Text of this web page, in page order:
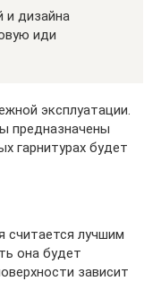
и дизайна
иди
эксплуатации.
предназначены
гарнитурах будет
считается лучшим
она будет
зависит